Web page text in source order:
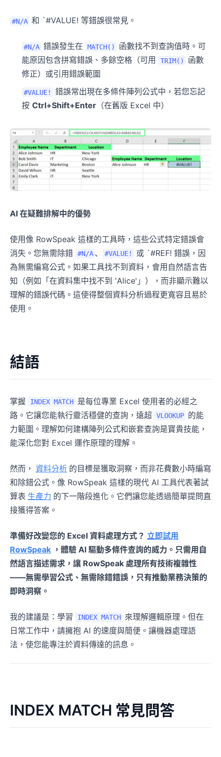
#N/A 和 `#VALUE! 等錯誤很常見。
#N/A 錯誤發生在 MATCH()
函數找不到查詢值時。可
能原因包含拼寫錯誤、多餘空格（可用
TRIM()
函數
修正）或引用錯誤範圍
#VALUE!
錯誤常出現在多條件陣列公式中，若您忘記
按 Ctrl+Shift+Enter （在舊版 Excel 中）
AI 在疑難排解中的優勢
使用像 RowSpeak 這樣的工具時，這些公式特定錯誤會
消失。您無需除錯 #N/A 、 #VALUE!
或 `#REF! 錯誤，因
為無需編寫公式。如果工具找不到資料，會用自然語言告
知（例如「在資料集中找不到 'Alice'」），而非顯示難以
理解的錯誤代碼。這使得整個資料分析過程更寬容且易於
使用。
結語
掌握 INDEX MATCH 是每位專業 Excel 使用者的必經之
路。它讓您能執行靈活穩健的查詢，遠超
VLOOKUP 的能
力範圍。理解如何建構陣列公式和嵌套查詢是寶貴技能，
能深化您對 Excel 運作原理的理解。
然而， 資料分析 的目標是獲取洞察，而非花費數小時編寫
和除錯公式。像 RowSpeak 這樣的現代 AI 工具代表著試
算表 生產力 的下一階段進化。它們讓您能透過簡單提問直
接獲得答案。
準備好改變您的 Excel 資料處理方式？ 立即試用
RowSpeak ，體驗 AI 驅動多條件查詢的威力。只需用自
然語言描述需求，讓 RowSpeak 處理所有技術複雜性
——無需學習公式、無需除錯錯誤，只有推動業務決策的
即時洞察。
我的建議是：學習 INDEX MATCH 來理解邏輯原理。但在
日常工作中，請擁抱 AI 的速度與簡便。讓機器處理語
法，使您能專注於資料傳達的訊息。
INDEX MATCH 常見問答